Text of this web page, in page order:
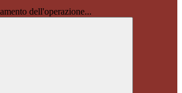
dell'operazione...